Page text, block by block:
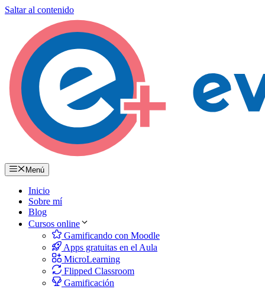
Saltar al contenido
Menú
Inicio
Sobre mí
Blog
Cursos online
Gamificando con Moodle
Apps gratuitas en el Aula
MicroLearning
Flipped Classroom
Gamificación